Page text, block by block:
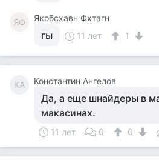
ЯФ Якобсхавн Фхтагн
гы 11 лет 1
КА Константин Ангелов
Да, а еще шнайдеры в
макасинах.
11 лет 0 0